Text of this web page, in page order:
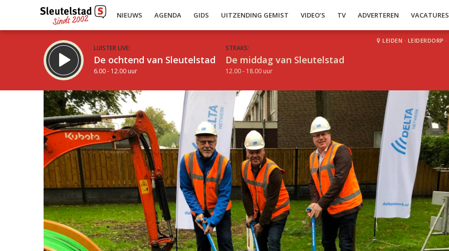
NIEUWS AGENDA GIDS UITZENDING GEMIST VIDEO’S TV ADVERTEREN VACATURES
LUISTER LIVE:
De ochtend van Sleutelstad
6.00 - 12.00 uur
STRAKS:
De middag van Sleutelstad
12.00 - 18.00 uur
LEIDEN · LEIDERDORP ·
Inklappen